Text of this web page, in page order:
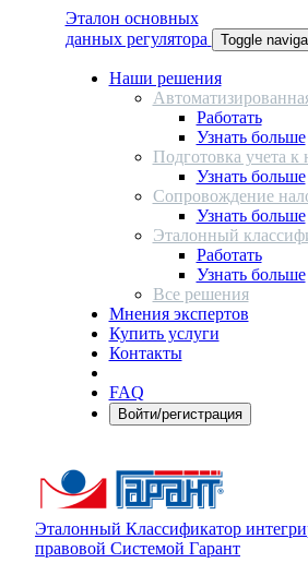
Эталон основных
данных регулятора
Toggle
Наши решения
Работать
Узнать больше
Подготовка учета
Узнать больше
Сопровождение
Узнать больше
Эталонный
Работать
Узнать больше
Все решения
Мнения экспертов
Купить услуги
Контакты
FAQ
Войти/регистрация
Эталонный Классификатор
правовой Системой Гарант